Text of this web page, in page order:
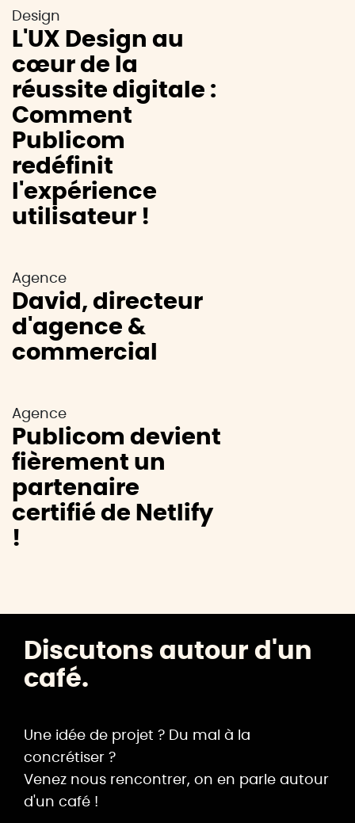
Design
L'UX Design au
cœur de la
réussite digitale :
Comment
Publicom
redéfinit
l'expérience
utilisateur !
Agence
David, directeur
d'agence &
commercial
Agence
Publicom devient
fièrement un
partenaire
certifié de Netlify
!
Discutons autour d'un
café.
Une idée de projet ? Du mal à la
concrétiser ?
Venez nous rencontrer, on en parle autour
d'un café !